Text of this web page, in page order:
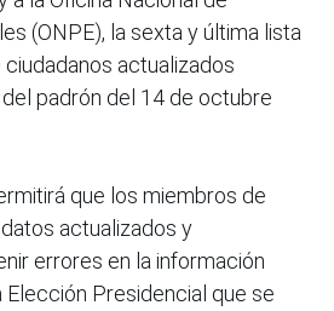
(ONPE), la sexta y última lista
actualizados
padrón del 14 de octubre
que los miembros de
actualizados y
errores en la información
Elección Presidencial que se